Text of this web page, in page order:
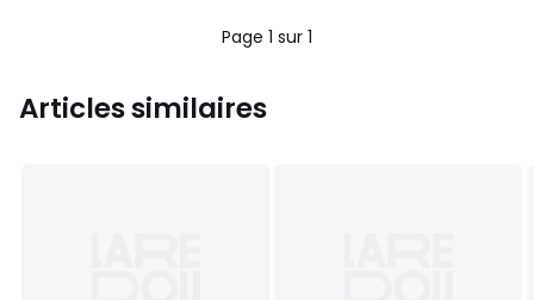
Page 1 sur 1
Articles similaires